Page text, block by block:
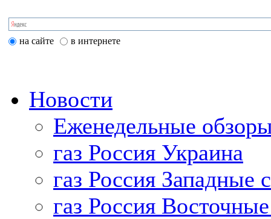
на сайте в интернете
Новости
Еженедельные
газ Россия Украина
газ Россия Западные
газ Россия